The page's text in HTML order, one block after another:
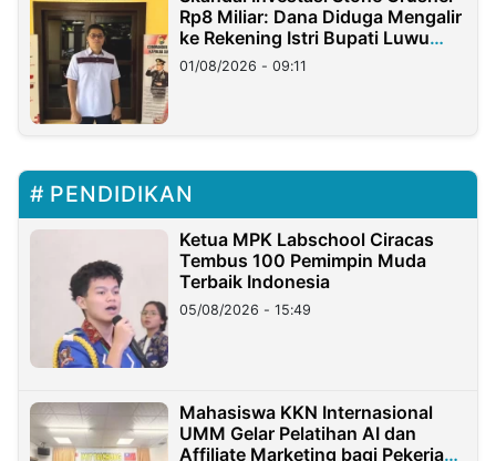
Rp8 Miliar: Dana Diduga Mengalir
ke Rekening Istri Bupati Luwu
Timur
01/08/2026 - 09:11
PENDIDIKAN
Ketua MPK Labschool Ciracas
Tembus 100 Pemimpin Muda
Terbaik Indonesia
05/08/2026 - 15:49
Mahasiswa KKN Internasional
UMM Gelar Pelatihan AI dan
Affiliate Marketing bagi Pekerja